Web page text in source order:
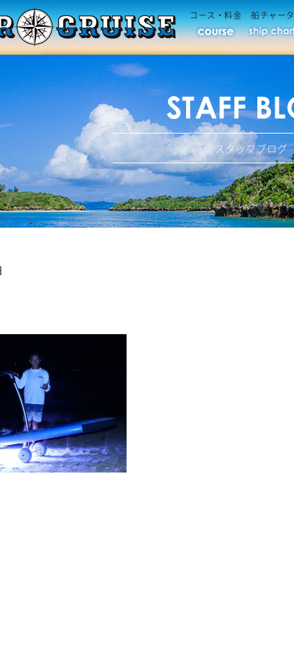
コース・料金 船チャー
スタッフブログ